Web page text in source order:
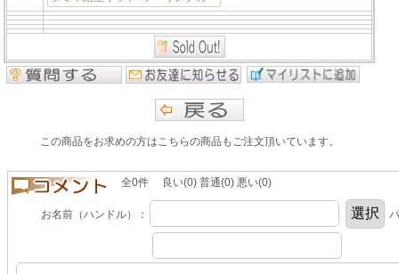
この商品をお求めの方はこちらの商品もご注文頂いています。
全0件 良い(0) 普通(0) 悪い(0)
お名前（ハンドル）：